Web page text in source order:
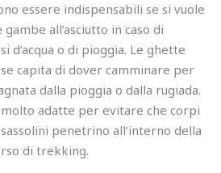
essere indispensabili se si vuole
all’asciutto in caso di
d’acqua o di pioggia. Le ghette
capita di dover camminare per
dalla pioggia o dalla rugiada.
adatte per evitare che corpi
penetrino all’interno della
di trekking.